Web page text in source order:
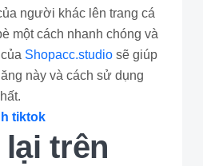
người khác lên trang cá
một cách nhanh chóng và
Shopacc.studio sẽ giúp
này và cách sử dụng
tiktok
trên